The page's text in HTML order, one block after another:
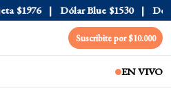
$1976 Dólar Blue $1530 Dólar
Suscribite por $10.000
EN VIVO